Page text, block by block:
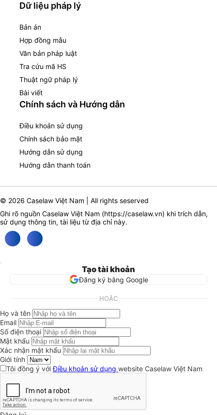
Dữ liệu pháp lý
Bản án
Hợp đồng mẫu
Văn bản pháp luật
Tra cứu mã HS
Thuật ngữ pháp lý
Bài viết
Chính sách và Hướng dẫn
Điều khoản sử dụng
Chính sách bảo mật
Hướng dẫn sử dụng
Hướng dẫn thanh toán
© 2026 Caselaw Việt Nam | All rights seserved
Ghi rõ nguồn Caselaw Việt Nam (https://caselaw.vn) khi trích dẫn,
sử dụng thông tin, tài liệu từ địa chỉ này.
Tạo tài khoản
Đăng ký bằng Google
HOẶC
Họ và tên
Email
Số điện thoại
Mật khẩu
Xác nhận mật khẩu
Giới tính
Tôi đồng ý vớiĐiều khoản sử dụng website Caselaw Việt Nam